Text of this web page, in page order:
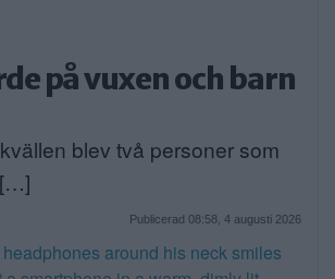
på vuxen och barn
blev två personer som
Publicerad 08:58, 4 augusti 2026